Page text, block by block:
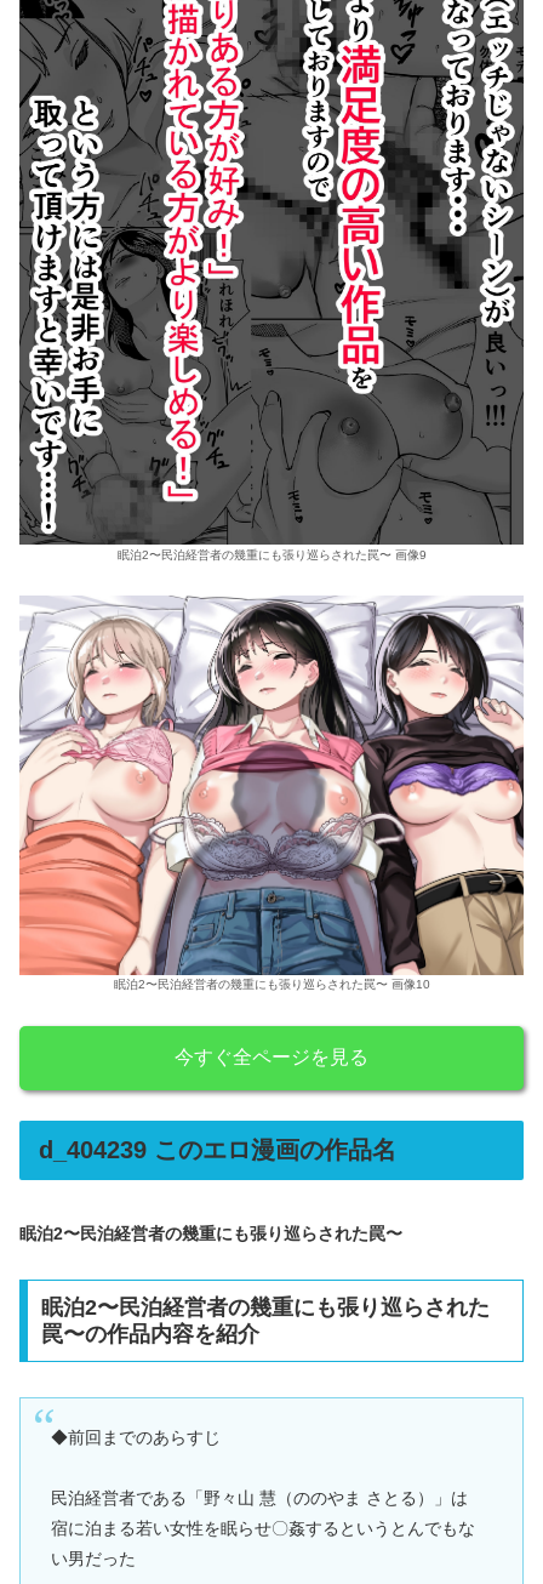
眠泊2〜民泊経営者の幾重にも張り巡らされた罠〜 画像9
眠泊2〜民泊経営者の幾重にも張り巡らされた罠〜 画像10
今すぐ全ページを見る
d_404239 このエロ漫画の作品名
眠泊2〜民泊経営者の幾重にも張り巡らされた罠〜
眠泊2〜民泊経営者の幾重にも張り巡らされた
罠〜の作品内容を紹介
◆前回までのあらすじ
民泊経営者である「野々山 慧（ののやま さとる）」は
宿に泊まる若い女性を眠らせ〇姦するというとんでもな
い男だった